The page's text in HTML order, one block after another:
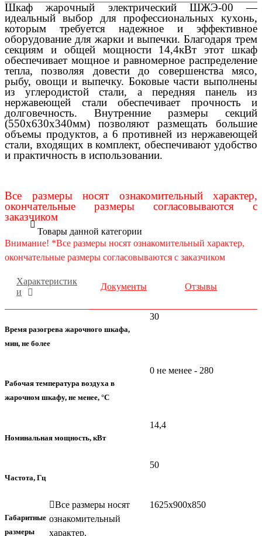
Шкаф жарочный электрический ШЖЭ-00 —
идеальный выбор для профессиональных кухонь,
которым требуется надежное и эффективное
оборудование для жарки и выпечки. Благодаря трем
секциям и общей мощности 14,4кВт этот шкаф
обеспечивает мощное и равномерное распределение
тепла, позволяя довести до совершенства мясо,
рыбу, овощи и выпечку. Боковые части выполнены
из углеродистой стали, а передняя панель из
нержавеющей стали обеспечивает прочность и
долговечность. Внутренние размеры секций
(550x630x340мм) позволяют размещать большие
объемы продуктов, а 6 противней из нержавеющей
стали, входящих в комплект, обеспечивают удобство
и практичность в использовании.
Все размеры носят ознакомительный характер,
окончательные размеры согласовываются с
заказчиком
Товары данной категории
Внимание! *Все размеры носят ознакомительный характер,
окончательные размеры согласовываются с заказчиком
Характеристик
и
Документы Отзывы
Время разогрева жарочного шкафа,
мин, не более
30
Рабочая температура воздуха в
жарочном шкафу, не менее, °C
0 не менее - 280
Номинальная мощность, кВт
14,4
Частота, Гц
50
Габаритные
размеры
Все размеры носят
ознакомительный
характер,
1625х900х850